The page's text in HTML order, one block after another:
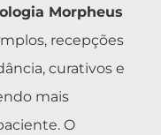
Morpheus
recepções
curativos e
mais
O